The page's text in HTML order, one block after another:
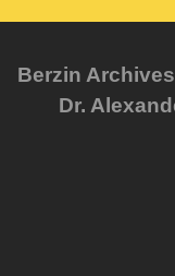
Study Budhissm הוא מיזם של Berzin Archives